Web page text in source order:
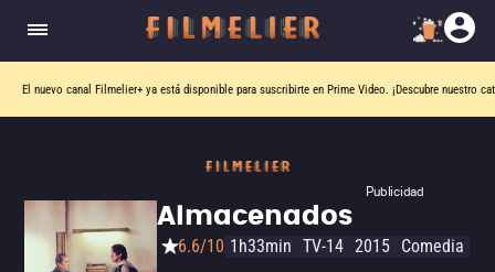
El nuevo canal Filmelier+ ya está disponible para suscribirte en Prime Video. ¡Descubre nuestro
Publicidad
Almacenados
6.6/10 1h33min TV-14 2015 Comedia